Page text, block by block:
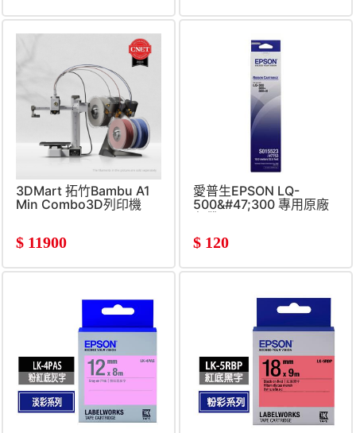
3DMart 拓竹Bambu A1
Min Combo3D列印機
$ 11900
愛普生EPSON LQ-
500&#47;300 專用原廠
色帶
$ 120